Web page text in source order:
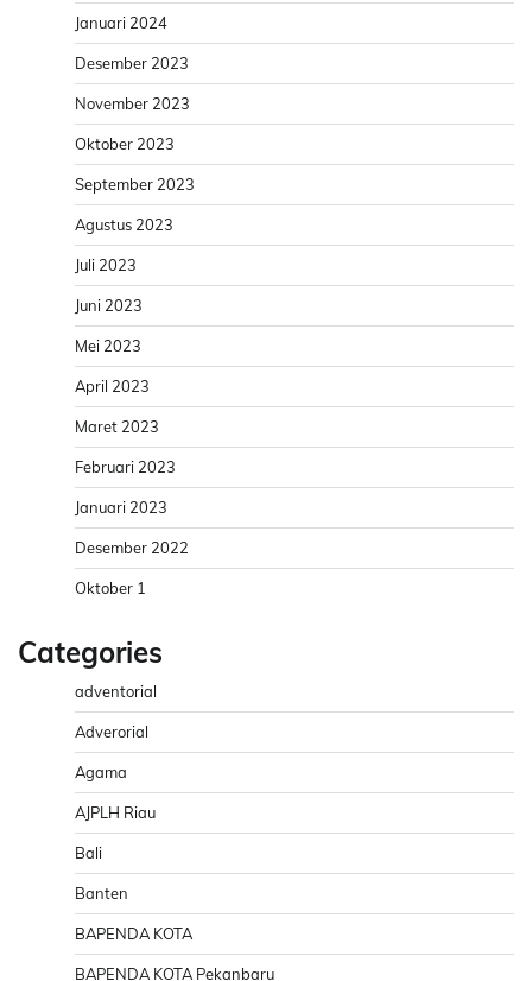
Januari 2024
Desember 2023
November 2023
Oktober 2023
September 2023
Agustus 2023
Juli 2023
Juni 2023
Mei 2023
April 2023
Maret 2023
Februari 2023
Januari 2023
Desember 2022
Oktober 1
Categories
adventorial
Adverorial
Agama
AJPLH Riau
Bali
Banten
BAPENDA KOTA
BAPENDA KOTA Pekanbaru